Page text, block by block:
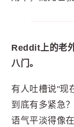
Reddit上的老
八门。
有人吐槽说"现
到底有多紧急
语气平淡得像